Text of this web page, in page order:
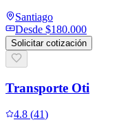
Santiago
Desde $180.000
Solicitar cotización
Transporte Oti
4.8 (41)